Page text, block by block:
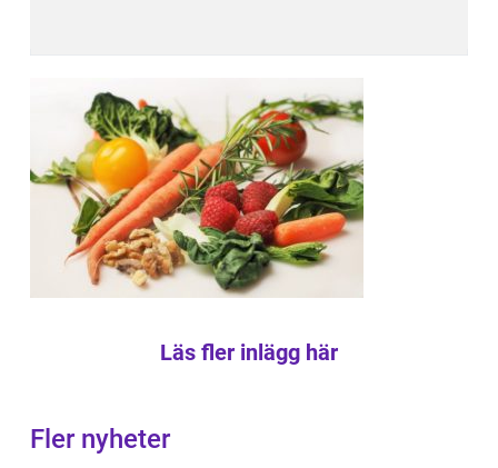
Läs fler inlägg här
Fler nyheter